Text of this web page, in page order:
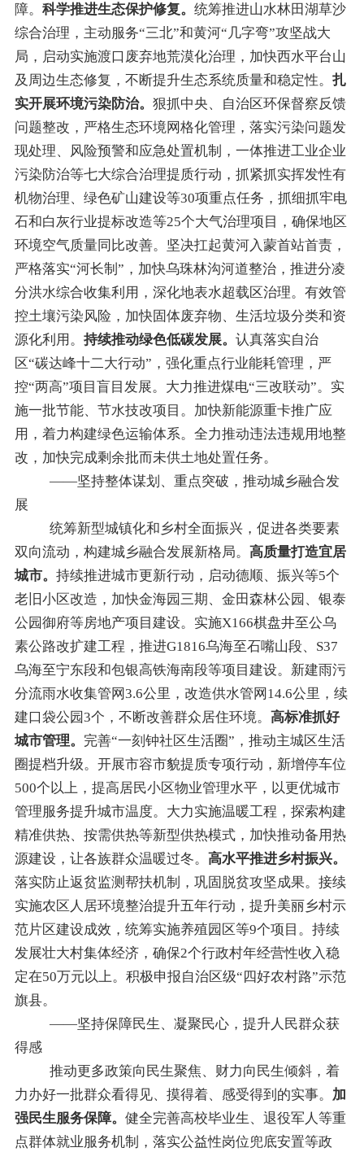
障。 科学推进生态保护修复。 统筹推进山水林田湖草沙
综合治理，主动服务“三北”和黄河“ 几字弯”攻坚战大
局，启动实施渡口废弃地荒漠化治理 ， 加快西水平台山
及周边生态修复，不断提升生态系统质量和稳定性。 扎
实开展环境污染防治。 狠抓中央、自治区环保督察反馈
问题整改， 严格生态环境网格化管理，落实污染问题发
现处理、风险预警和应急处置机制，一体推进工业企业
污染防治等七大综合治理提质行动， 抓紧抓实挥发性有
机物治理、绿色矿山建设等30项重点任务，抓细抓牢电
石和白灰行业提标改造等25个大气治理项目，确保地区
环境空气质量同比改善。坚决扛起黄河入蒙首站首责，
严格落实“河长制 ” ，加快乌珠林沟河道整治，推进分凌
分洪水综合收集利用，深化地表水超载区治理。有效管
控土壤污染风险，加快固体废弃物、生活垃圾分类和资
源化利用。 持续推动绿色低碳发展。 认真落实自治
区“碳达峰十二大行动” ，强化重点行业能耗管理，严
控“两高”项目盲目发展。 大力推进煤电“三改联动”。 实
施一批节能、 节水技改项目 。加快新能源重卡推广应
用，着力构建绿色运输体系。 全力推动违法违规用地整
改 ，加快完成剩余批而未供土地处置任务。
——坚持整体谋划、重点突破，推动城乡融合发
展
统筹新型城镇化和乡村全面振兴， 促进各类要素
双向流动，构建城乡融合发展新格局。 高质量打造宜居
城市。 持续推进城市更新行动，启动德顺、振兴等5个
老旧小区改造，加快金海园三期、金田森林公园、银泰
公园御府等房地产项目建设。实施X166棋盘井至公乌
素公路改扩建工程， 推进G1816乌海至石嘴山段、 S37
乌海至宁东段和包银高铁海南段等项目建设。 新建雨污
分流雨水收集管网3.6公里，改造供水管网 14.6公里，续
建口袋公园3个，不断改善群众居住环境。 高标准抓好
城市管理。 完善“一刻钟社区生活圈” ，推动主城区生活
圈提档升级。 开展市容市貌提质专项行动， 新增停车位
500个以上， 提高居民小区物业管理水平，以更优城市
管理服务提升城市温度。大力实施温暖工程， 探索构建
精准供热、按需供热等新型供热模式，加快推动备用热
源建设，让各族群众温暖过冬。 高水平推进乡村振兴。
落实防止返贫监测帮扶机制，巩固脱贫攻坚成果。 接续
实施农区人居环境整治提升五年行动， 提升美丽乡村示
范片区建设成效 ，统筹实施养殖园区等9个项目 。 持续
发展壮大村集体经济，确保2个行政村年经营性收入稳
定在50万元以上 。 积极申报自治区级“四好农村路”示范
旗县。
——坚持保障民生、凝聚民心，提升人民群众获
得感
推动更多政策向民生聚焦、财力向民生倾斜， 着
力办好一批群众看得见、摸得着、感受得到的实事。 加
强民生服务保障。 健全完善高校毕业生、退役军人等重
点群体就业服务机制，落实公益性岗位兜底安置等政